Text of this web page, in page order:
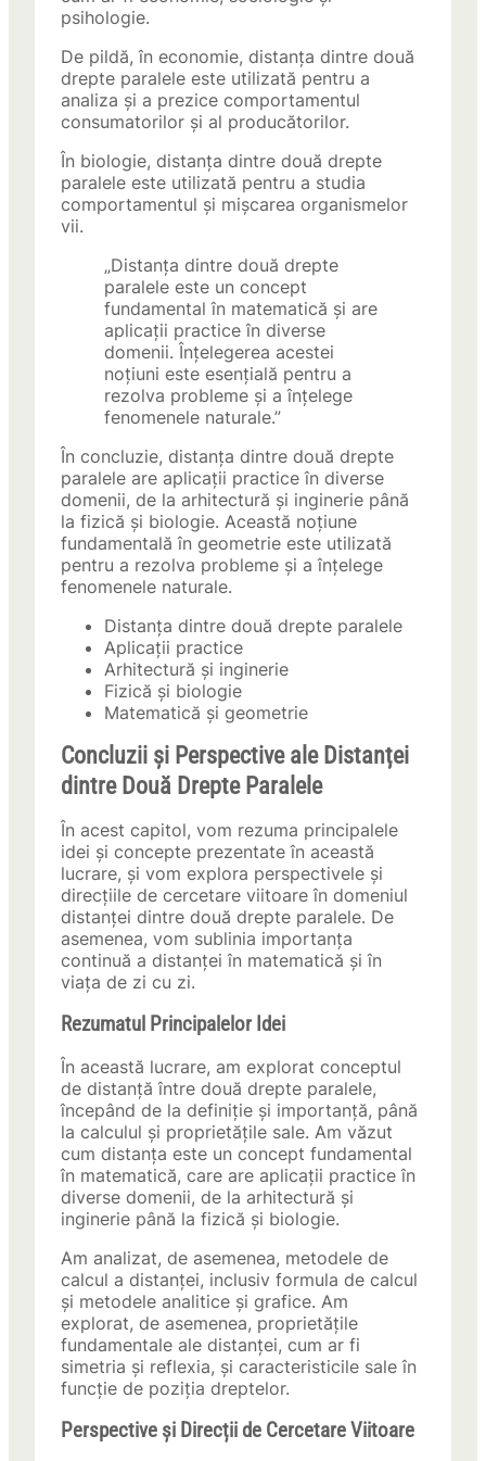
psihologie.
De pildă, în economie, distanța dintre două
drepte paralele este utilizată pentru a
analiza și a prezice comportamentul
consumatorilor și al producătorilor.
În biologie, distanța dintre două drepte
paralele este utilizată pentru a studia
comportamentul și mișcarea organismelor
vii.
„Distanța dintre două drepte
paralele este un concept
fundamental în matematică și are
aplicații practice în diverse
domenii. Înțelegerea acestei
noțiuni este esențială pentru a
rezolva probleme și a înțelege
fenomenele naturale.”
În concluzie, distanța dintre două drepte
paralele are aplicații practice în diverse
domenii, de la arhitectură și inginerie până
la fizică și biologie. Această noțiune
fundamentală în geometrie este utilizată
pentru a rezolva probleme și a înțelege
fenomenele naturale.
Distanța dintre două drepte paralele
Aplicații practice
Arhitectură și inginerie
Fizică și biologie
Matematică și geometrie
Concluzii și Perspective ale Distanței
dintre Două Drepte Paralele
În acest capitol, vom rezuma principalele
idei și concepte prezentate în această
lucrare, și vom explora perspectivele și
direcțiile de cercetare viitoare în domeniul
distanței dintre două drepte paralele. De
asemenea, vom sublinia importanța
continuă a distanței în matematică și în
viața de zi cu zi.
Rezumatul Principalelor Idei
În această lucrare, am explorat conceptul
de distanță între două drepte paralele,
începând de la definiție și importanță, până
la calculul și proprietățile sale. Am văzut
cum distanța este un concept fundamental
în matematică, care are aplicații practice în
diverse domenii, de la arhitectură și
inginerie până la fizică și biologie.
Am analizat, de asemenea, metodele de
calcul a distanței, inclusiv formula de calcul
și metodele analitice și grafice. Am
explorat, de asemenea, proprietățile
fundamentale ale distanței, cum ar fi
simetria și reflexia, și caracteristicile sale în
funcție de poziția dreptelor.
Perspective și Direcții de Cercetare Viitoare